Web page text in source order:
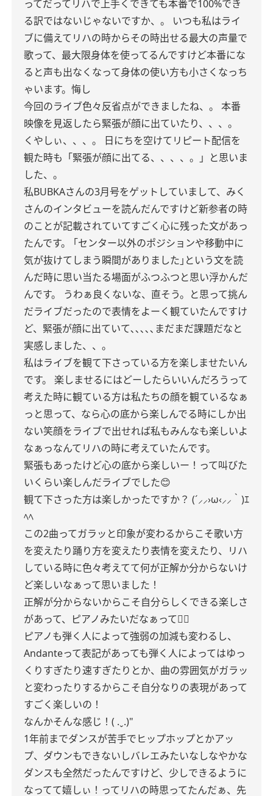
ってだってリハで上手くできても本番で100%でき
る訳ではないじゃないですか、。
いつも私はライ
ブに備えてリハの時からその時出せる最大の声量で
歌って、最大限身体を使ってるんですけど本番にな
ると声も出なくなって身体の使い方も小さくなっち
ゃいます。悔し
今回のライブ色々反省点ができましたね、。
本番
映像を見返したら緊張が顔に出ていたり、、、。
くやしぃ、、、。
日にちを空けてリピート配信を
観た時も「緊張が顔に出てる、、、、。」と思いま
した、。
私BUBKAさんの3月号をゲットしていまして、みく
さんのインタビューを読んだんですけど新参者の時
のことが記載されていてすごく心に残った文があっ
たんです。
｢センター以外のポジションや移動中に
気が抜けてしまう瞬間がありました｣という文を読
んだ時に思い当たる場面がふつふつと思い浮かんだ
んです。
うわぁ良くないな、直そう。と思って挑ん
だライブだったので表情をよーく観ていたんですけ
ど、緊張が顔に出ていて､､､､､まだまだ課題だなと
実感しました、、。
私はライブを観て下さっている方を楽しませたいん
です。
楽しませるにはどーしたらいいんだろうって
考えた時に観ている方は私たちの顔を観ているなぁ
っと思って、なら心の底から楽しんでる時にしか出
ない笑顔をライブで出せれば私もみんなも楽しいよ
なぁっなんてリハの時に考えていたんです。
緊張もあったけど心の底から楽しいー！って叫びた
いくらい楽しんだライブでした😊
観て下さった方は楽しかったですか？ (´⸝⸝›ω‹⸝⸝｀)ｴ
ﾍﾍ
この2曲ってガラッと印象が変わるからこそ歌い方
を変えたり踊り方を変えたり表情を変えたり、リハ
している時に色々考えてて何が正解か分からないけ
ど楽しいなぁって思いました！
正解が分からないからこそ自分らしくできる楽しさ
があって、ピアノみたいだなぁって︎👍🏻
ピアノも弾く人によって強弱の加減も変わるし、
Andanteって表記があっても弾く人によってはゆっ
くりすぎたり速すぎたりとか、曲の雰囲気がガラッ
と変わったりするからこそ自分なりの表現があって
すごく楽しいの！
なんかそんな感じ！( .ˬ.)"
1年前までダンスが苦手でヒップホップとかアッ
プ、ダウンもできないしバレエみたいなしなやかな
ダンスも全然だったんですけど、少しできるように
なってて嬉しぃ！ってリハの時思ってたんだぁ、先